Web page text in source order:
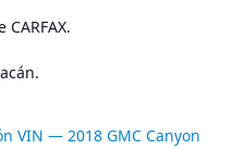
VIN — 2018 GMC Canyon